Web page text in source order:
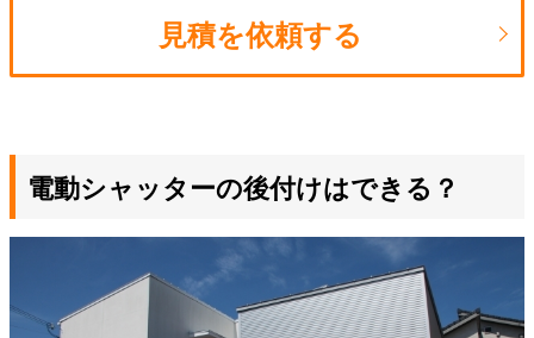
見積を依頼する
電動シャッターの後付けはできる？